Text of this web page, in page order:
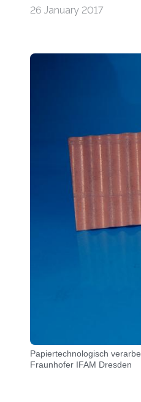
26 January 2017
Papiertechnologisch
Fraunhofer IFAM Dresden